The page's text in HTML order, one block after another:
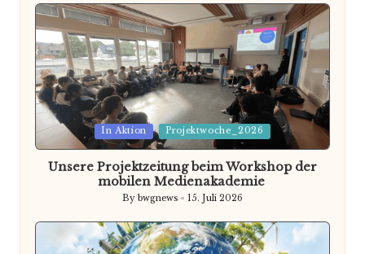
Posted
in
In Aktion Projektwoche_2026
Unsere Projektzeitung beim Workshop der
mobilen Medienakademie
Posted
By bwgnews 15. Juli 2026